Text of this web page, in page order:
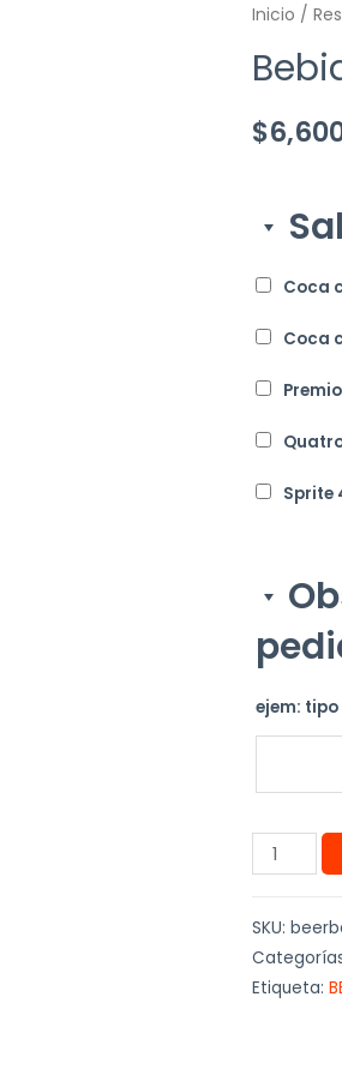
Inicio /
$
Coca
Coca
Sprite
ejem:
SKU:
Etiqueta: